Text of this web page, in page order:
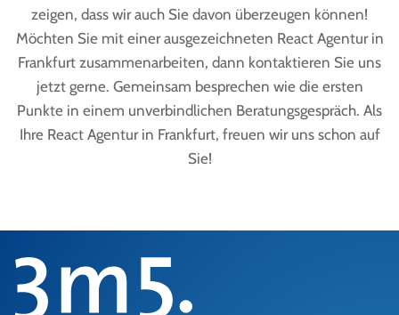
zeigen, dass wir auch Sie davon überzeugen können!
Möchten Sie mit einer ausgezeichneten React Agentur in
Frankfurt zusammenarbeiten, dann kontaktieren Sie uns
jetzt gerne. Gemeinsam besprechen wie die ersten
Punkte in einem unverbindlichen Beratungsgespräch. Als
Ihre React Agentur in Frankfurt, freuen wir uns schon auf
Sie!